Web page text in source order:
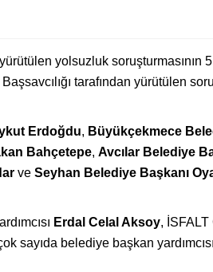
yolsuzluk soruşturmasının
tarafından yürütülen
Erdoğdu, Büyükçekmece
Bahçetepe, Avcılar Belediye
ve Seyhan Belediye Başkanı
Erdal Celal Aksoy,
sayıda belediye başkan